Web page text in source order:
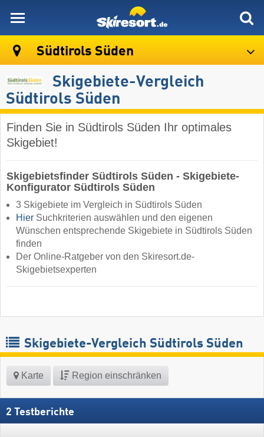
Südtirols Süden
Skigebiete-Vergleich
Südtirols Süden
Finden Sie in Südtirols Süden Ihr optimales
Skigebiet!
Skigebietsfinder Südtirols Süden - Skigebiete-
Konfigurator Südtirols Süden
3 Skigebiete im Vergleich in Südtirols Süden
Hier Suchkriterien auswählen und den eigenen
Wünschen entsprechende Skigebiete in Südtirols Süden
finden
Der Online-Ratgeber von den Skiresort.de-
Skigebietsexperten
Skigebiete-Vergleich Südtirols Süden
Karte Region einschränken
2 Testberichte